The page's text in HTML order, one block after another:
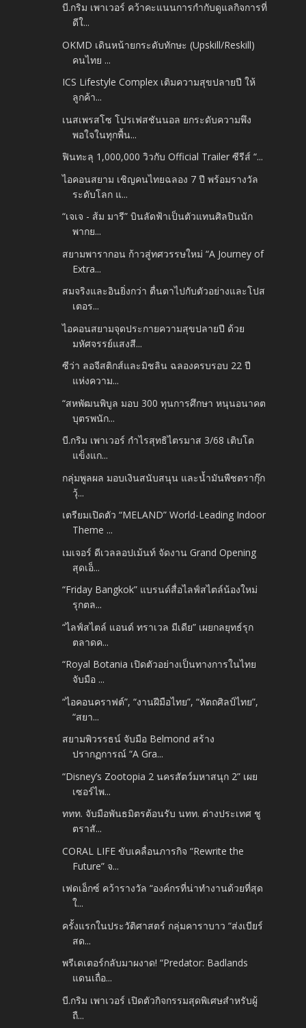
บี.กริม เพาเวอร์ คว้าคะแนนการกำกับดูแลกิจการที่
ดีใ...
OKMD เดินหน้ายกระดับทักษะ (Upskill/Reskill)
คนไทย ...
ICS Lifestyle Complex เติมความสุขปลายปี ให้
ลูกค้า...
เนสเพรสโซ โปรเฟสชันนอล ยกระดับความพึง
พอใจในทุกพื้น...
ฟินทะลุ 1,000,000 วิวกับ Official Trailer ซีรีส์ “...
ไอคอนสยาม เชิญคนไทยฉลอง 7 ปี พร้อมรางวัล
ระดับโลก แ...
“เจเจ - ส้ม มารี” บินลัดฟ้าเป็นตัวแทนศิลปินนัก
พากย...
สยามพารากอน ก้าวสู่ทศวรรษใหม่ “A Journey of
Extra...
สมจริงและอินยิ่งกว่า ตื่นตาไปกับตัวอย่างและโปส
เตอร...
ไอคอนสยามจุดประกายความสุขปลายปี ด้วย
มหัศจรรย์แสงสี...
ซีว่า ลอจีสติกส์และมิชลิน ฉลองครบรอบ 22 ปี
แห่งความ...
“สหพัฒนพิบูล มอบ 300 ทุนการศึกษา หนุนอนาคต
บุตรพนัก...
บี.กริม เพาเวอร์ กำไรสุทธิไตรมาส 3/68 เติบโต
แข็งแก...
กลุ่มพูลผล มอบเงินสนับสนุน และน้ำมันพืชตรากุ๊ก
วุ้...
เตรียมเปิดตัว “MELAND” World-Leading Indoor
Theme ...
เมเจอร์ ดีเวลลอปเม้นท์ จัดงาน Grand Opening
สุดเอ็...
“Friday Bangkok” แบรนด์สื่อไลฟ์สไตล์น้องใหม่
รุกตล...
“ไลฟ์สไตล์ แอนด์ ทราเวล มีเดีย” เผยกลยุทธ์รุก
ตลาดค...
“Royal Botania เปิดตัวอย่างเป็นทางการในไทย
จับมือ ...
“ไอคอนคราฟต์”, “งานฝีมือไทย”, “หัตถศิลป์ไทย”,
“สยา...
สยามพิวรรธน์ จับมือ Belmond สร้าง
ปรากฏการณ์ “A Gra...
“Disney’s Zootopia 2 นครสัตว์มหาสนุก 2” เผย
เซอร์ไพ...
ททท. จับมือพันธมิตรต้อนรับ นทท. ต่างประเทศ ชู
ตราสั...
CORAL LIFE ขับเคลื่อนภารกิจ “Rewrite the
Future” จ...
เฟดเอ็กซ์ คว้ารางวัล “องค์กรที่น่าทำงานด้วยที่สุด
ใ...
ครั้งแรกในประวัติศาสตร์ กลุ่มคาราบาว “ส่งเบียร์
สด...
พรีเดเตอร์กลับมาผงาด! “Predator: Badlands
แดนเถื่อ...
บี.กริม เพาเวอร์ เปิดตัวกิจกรรมสุดพิเศษสำหรับผู้
ถื...